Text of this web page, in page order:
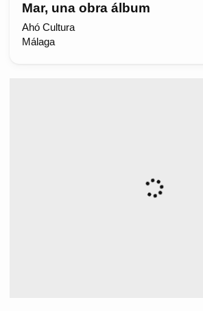
Mar, una obra álbum
Ahó Cultura
Málaga